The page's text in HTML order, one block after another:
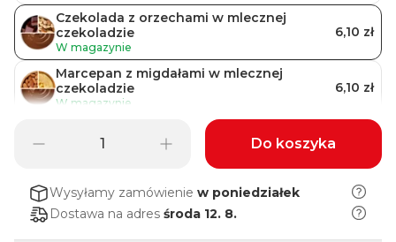
Czekolada z orzechami w mlecznej
czekoladzie
W magazynie
6,10 zł
Marcepan z migdałami w mlecznej
czekoladzie
W magazynie
6,10 zł
Czekolada z kokosem w mlecznej
czekoladzie
Czekolada & nugat z żurawiną w mlecznej
czekoladzie
W magazynie
6,10 zł
Do koszyka
Wysyłamy zamówienie w poniedziałek
Dostawa na adres środa 12. 8.